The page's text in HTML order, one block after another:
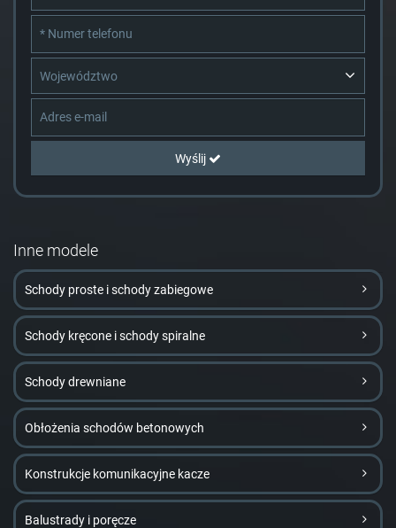
Województwo
Wyślij
Inne modele
Schody proste i schody zabiegowe
Schody kręcone i schody spiralne
Schody drewniane
Obłożenia schodów betonowych
Konstrukcje komunikacyjne kacze
Balustrady i poręcze